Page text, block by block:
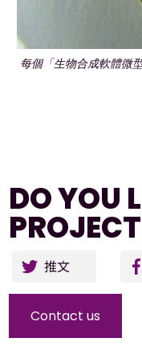
每個「生物合成軟體微
DO YOU
Contact us